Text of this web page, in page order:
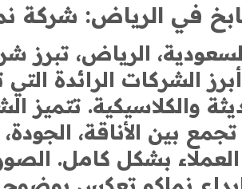
في الرياض: شركة
الرياض، تبرز
الشركات الرائدة
والكلاسيكية. تتميز
بين الأناقة،
العملاء بشكل كامل.